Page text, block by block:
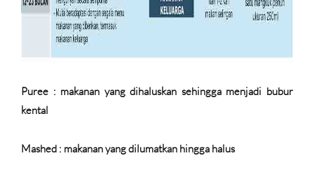
Puree : makanan yang dihaluskan sehingga menjadi bubur
kental
Mashed : makanan yang dilumatkan hingga halus